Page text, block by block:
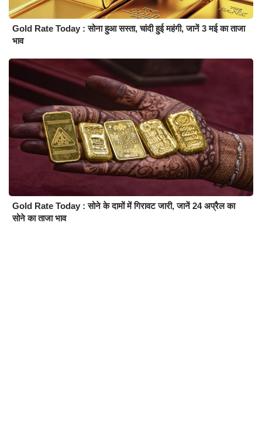
Gold Rate Today : सोना हुआ सस्ता, चांदी हुई महंगी, जानें 3 मई का ताजा
भाव
Gold Rate Today : सोने के दामों में गिरावट जारी, जानें 24 अप्रैल का
सोने का ताजा भाव